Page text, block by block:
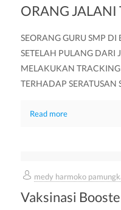
ORANG JALANI
SEORANG GURU SMP
SETELAH PULANG DARI
MELAKUKAN
TERHADAP SERATUSAN
Read more
medy harmoko
Vaksinasi